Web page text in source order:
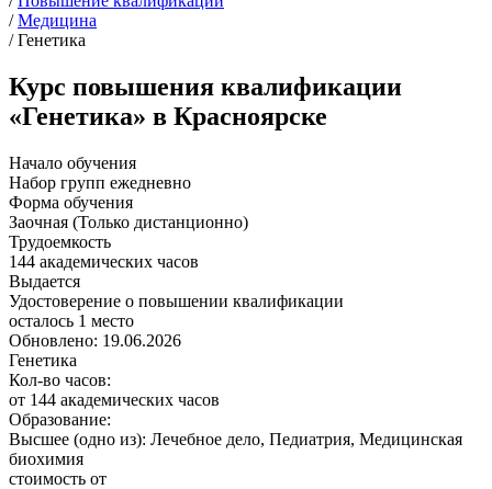
/ Медицина
/ Генетика
Курс повышения квалификации
«Генетика» в Красноярске
Начало обучения
Набор групп ежедневно
Форма обучения
Заочная (Только дистанционно)
Трудоемкость
144 академических часов
Выдается
Удостоверение о повышении квалификации
осталось 1 место
Обновлено: 19.06.2026
Генетика
Кол-во часов:
от 144 академических часов
Образование:
Высшее (одно из): Лечебное дело, Педиатрия, Медицинская
биохимия
стоимость от